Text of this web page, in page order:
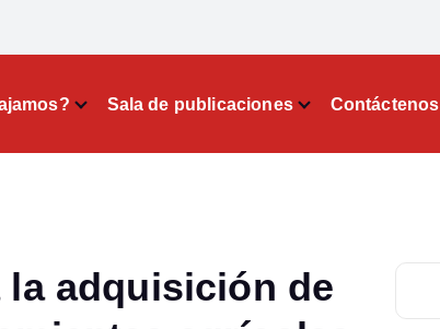
Sala de publicaciones Contáctenos
adquisición de